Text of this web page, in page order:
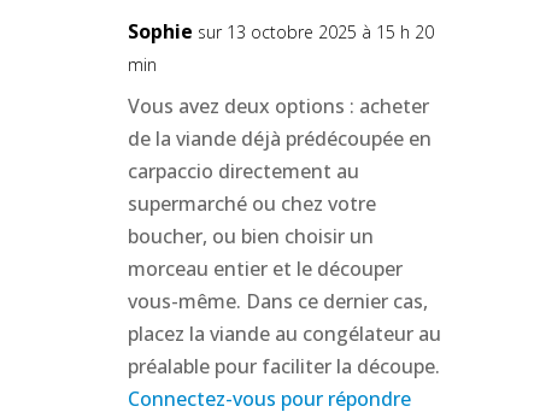
Sophie sur 13 octobre 2025 à 15 h 20
min
Vous avez deux options : acheter
de la viande déjà prédécoupée en
carpaccio directement au
supermarché ou chez votre
boucher, ou bien choisir un
morceau entier et le découper
vous-même. Dans ce dernier cas,
placez la viande au congélateur au
préalable pour faciliter la découpe.
Connectez-vous pour répondre